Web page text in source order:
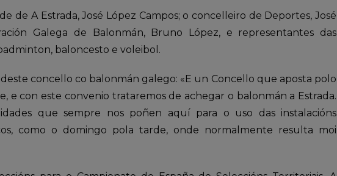
de A Estrada, José López Campos; o concelleiro de Deportes, José
Galega de Balonmán, Bruno López, e representantes das
baloncesto e voleibol.
concello co balonmán galego: «E un Concello que aposta polo
e con este convenio trataremos de achegar o balonmán a Estrada.
que sempre nos poñen aquí para o uso das instalacións
como o domingo pola tarde, onde normalmente resulta moi